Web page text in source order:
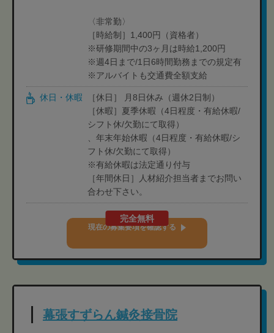
〈非常勤〉
［時給制］1,400円（資格者）
※研修期間中の3ヶ月は時給1,200円
※週4日まで/1日6時間勤務までの規定有
※アルバイトも交通費全額支給
休日・休暇
［休日］ 月8日休み（週休2日制）
［休暇］夏季休暇（4日程度・有給休暇/
シフト休/欠勤にて取得）
、年末年始休暇（4日程度・有給休暇/シ
フト休/欠勤にて取得）
※有給休暇は法定通り付与
［年間休日］人材紹介担当者までお問い
合わせ下さい。
完全無料
現在の募集要項を確認する
幕張すずらん鍼灸接骨院